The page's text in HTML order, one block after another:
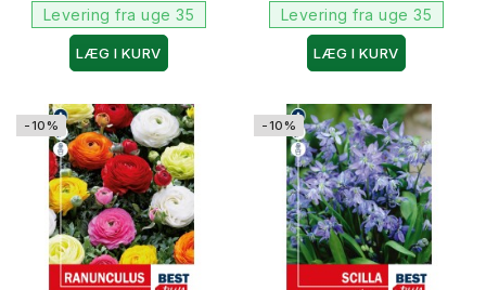
Levering fra uge 35
LÆG I KURV
Levering fra uge 35
LÆG I KURV
-10% -10%